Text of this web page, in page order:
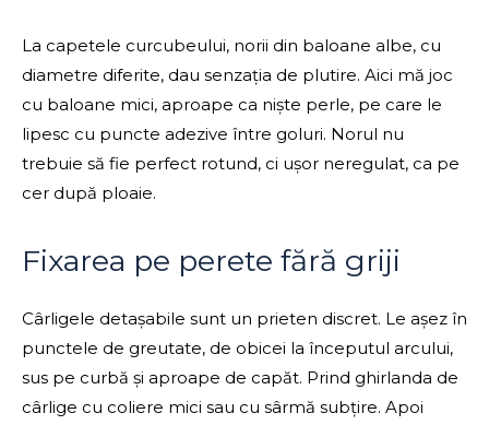
La capetele curcubeului, norii din baloane albe, cu
diametre diferite, dau senzația de plutire. Aici mă joc
cu baloane mici, aproape ca niște perle, pe care le
lipesc cu puncte adezive între goluri. Norul nu
trebuie să fie perfect rotund, ci ușor neregulat, ca pe
cer după ploaie.
Fixarea pe perete fără griji
Cârligele detașabile sunt un prieten discret. Le așez în
punctele de greutate, de obicei la începutul arcului,
sus pe curbă și aproape de capăt. Prind ghirlanda de
cârlige cu coliere mici sau cu sârmă subțire. Apoi